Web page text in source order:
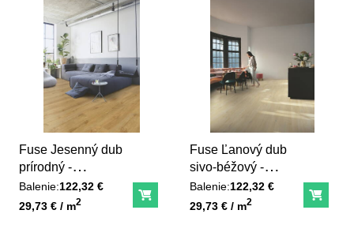
Fuse Jesenný dub
prírodný -
SGMPC20325
Balenie:122,32 €
Unit price
29,73 € / m2 Do košíka
Fuse Ľanový dub
sivo-béžový -
SGMPC20328
Balenie:122,32 €
Unit price
29,73 € / m2 Do